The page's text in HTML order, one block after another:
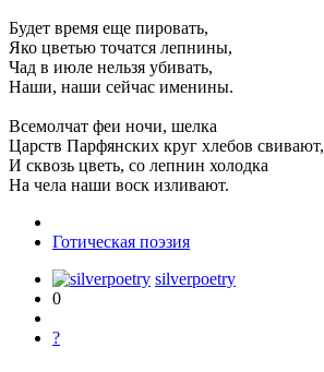
Будет время еще пировать,
Яко цветью точатся лепнины,
Чад в июле нельзя убивать,
Наши, наши сейчас именины.
Всемолчат феи ночи, шелка
Царств Парфянских круг хлебов свивают,
И сквозь цветь, со лепнин холодка
На чела наши воск изливают.
Готическая поэзия
silverpoetry
0
?